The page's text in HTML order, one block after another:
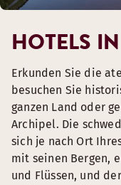
HOTELS
Erkunden Sie die
besuchen Sie
ganzen Land oder
Archipel. Die
sich je nach Ort
mit seinen Bergen,
und Flüssen, und